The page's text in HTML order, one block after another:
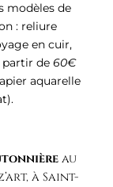
modèles de
: reliure
en cuir,
partir de 60€
aquarelle
au
à Saint-